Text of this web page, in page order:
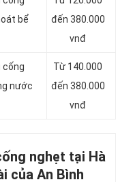
bể
đến 380.000
vnđ
cống
nước
Từ 140.000
đến 380.000
vnđ
nghẹt tại Hà
của An Bình